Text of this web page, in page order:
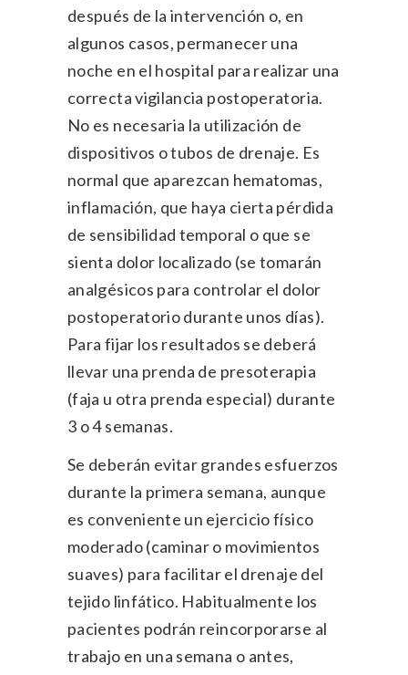
después de la intervención o, en
algunos casos, permanecer una
noche en el hospital para realizar una
correcta vigilancia postoperatoria.
No es necesaria la utilización de
dispositivos o tubos de drenaje. Es
normal que aparezcan hematomas,
inflamación, que haya cierta pérdida
de sensibilidad temporal o que se
sienta dolor localizado (se tomarán
analgésicos para controlar el dolor
postoperatorio durante unos días).
Para fijar los resultados se deberá
llevar una prenda de presoterapia
(faja u otra prenda especial) durante
3 o 4 semanas.
Se deberán evitar grandes esfuerzos
durante la primera semana, aunque
es conveniente un ejercicio físico
moderado (caminar o movimientos
suaves) para facilitar el drenaje del
tejido linfático. Habitualmente los
pacientes podrán reincorporarse al
trabajo en una semana o antes,